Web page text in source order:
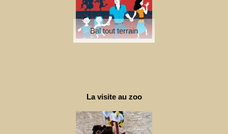
Bal tout terrain
La visite au zoo